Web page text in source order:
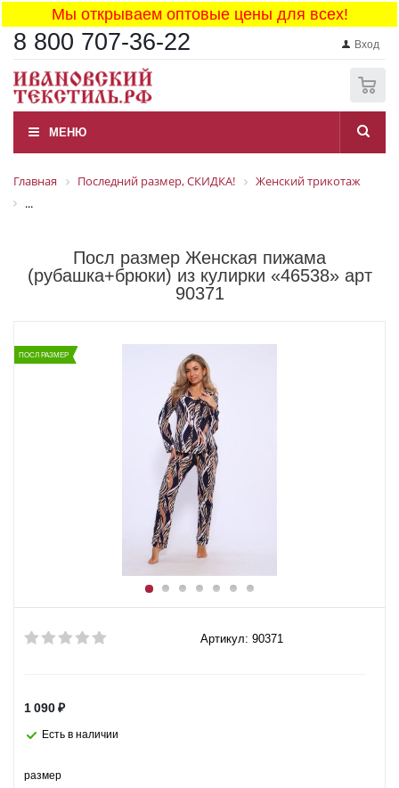
Мы открываем оптовые цены для всех!
8 800 707-36-22 Вход
МЕНЮ
Главная Последний размер, СКИДКА!
Женский трикотаж
...
Посл размер Женская пижама
(рубашка+брюки) из кулирки «46538» арт
90371
ПОСЛ РАЗМЕР
Артикул: 90371
1 090₽
Есть в наличии
размер